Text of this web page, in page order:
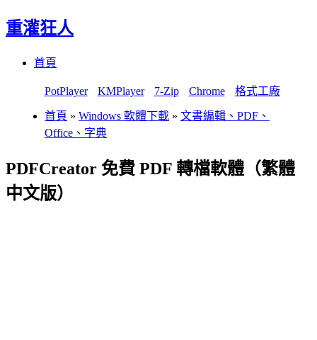
重灌狂人
首頁
PotPlayer KMPlayer 7-Zip Chrome 格式工廠
首頁 » Windows 軟體下載 » 文書編輯、PDF、
Office、字典
PDFCreator 免費 PDF 轉檔軟體（繁體
中文版）